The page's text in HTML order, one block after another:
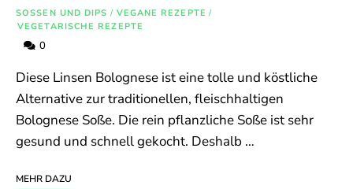
SOSSEN UND DIPS / VEGANE REZEPTE /
VEGETARISCHE REZEPTE
0
Diese Linsen Bolognese ist eine tolle und köstliche
Alternative zur traditionellen, fleischhaltigen
Bolognese Soße. Die rein pflanzliche Soße ist sehr
gesund und schnell gekocht. Deshalb …
MEHR DAZU